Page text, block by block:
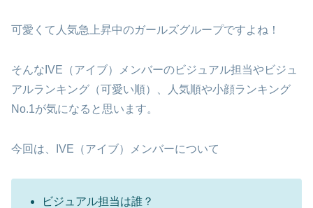
可愛くて人気急上昇中のガールズグループですよね！
そんなIVE（アイブ）メンバーのビジュアル担当やビジュ
アルランキング（可愛い順）、人気順や小顔ランキング
No.1が気になると思います。
今回は、IVE（アイブ）メンバーについて
ビジュアル担当は誰？